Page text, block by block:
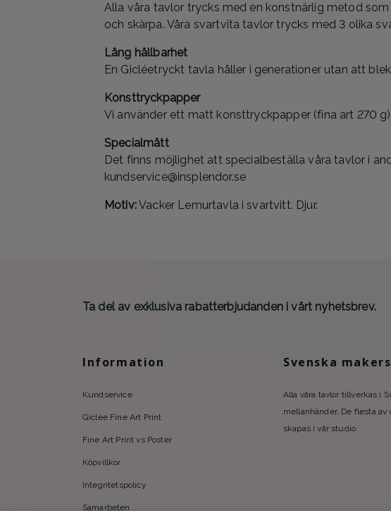
Alla våra tavlor trycks med en konstnärlig metod
och skärpa. Våra svartvita tavlor trycks med 3 olika
Lång hållbarhet
En Gicléetryckt tavla håller i generationer utan att
Konsttryckpapper
Vi använder ett matt konsttryckpapper (fina art 270
Specialmått
Det finns möjlighet att specialbeställa våra tavlor i
kundservice@insplendor.se
Motiv:Vacker Lemurtavla i svartvitt. Djur.
Ta del av exklusiva rabatterbjudanden i vårt nyhetsbrev.
Information
Kundservice
Giclée Fine Art Print
Fine Art Print vs Poster
Köpvillkor
Integritetspolicy
Samarbeten
Svenska makers
Alla våra tavlor tillverkas i
mellanhänder. De flesta av
skapas i vår studio.